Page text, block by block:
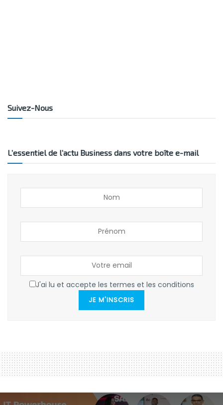
Suivez-Nous
L’essentiel de l’actu Business dans votre boîte e-mail
J'ai lu et accepte les termes et les conditions
JE M'INSCRIS